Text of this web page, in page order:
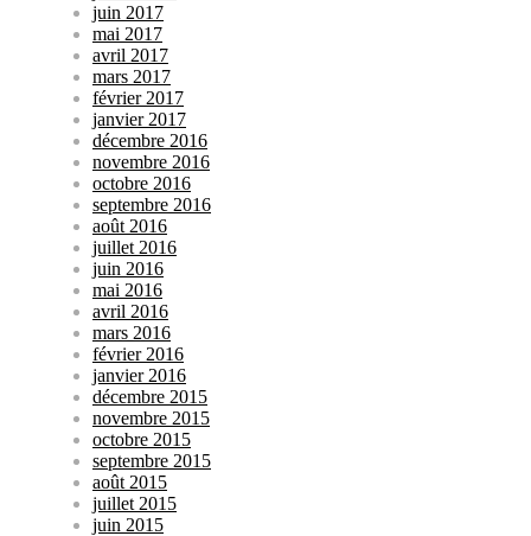
juin 2017
mai 2017
avril 2017
mars 2017
février 2017
janvier 2017
décembre 2016
novembre 2016
octobre 2016
septembre 2016
août 2016
juillet 2016
juin 2016
mai 2016
avril 2016
mars 2016
février 2016
janvier 2016
décembre 2015
novembre 2015
octobre 2015
septembre 2015
août 2015
juillet 2015
juin 2015